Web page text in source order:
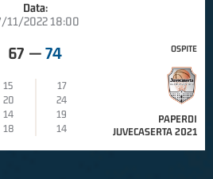
Data:
11/2022 18:00
67 — 74
15
17
20
24
14
19
18
14
OSPITE
PAPERDI
JUVECASERTA 2021